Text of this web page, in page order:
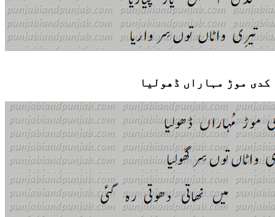
کدی موڑ مہاراں ڈھولیا